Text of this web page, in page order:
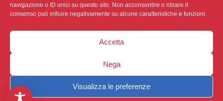
navigazione o ID unici su questo sito. Non acconsentire o ritirare il
consenso può influire negativamente su alcune caratteristiche e funzioni.
Accetta
Nega
Visualizza le preferenze
Privacy Policy|Cookie Policy|Sviluppato daOphelia